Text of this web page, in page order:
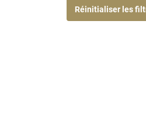
Réinitialiser les